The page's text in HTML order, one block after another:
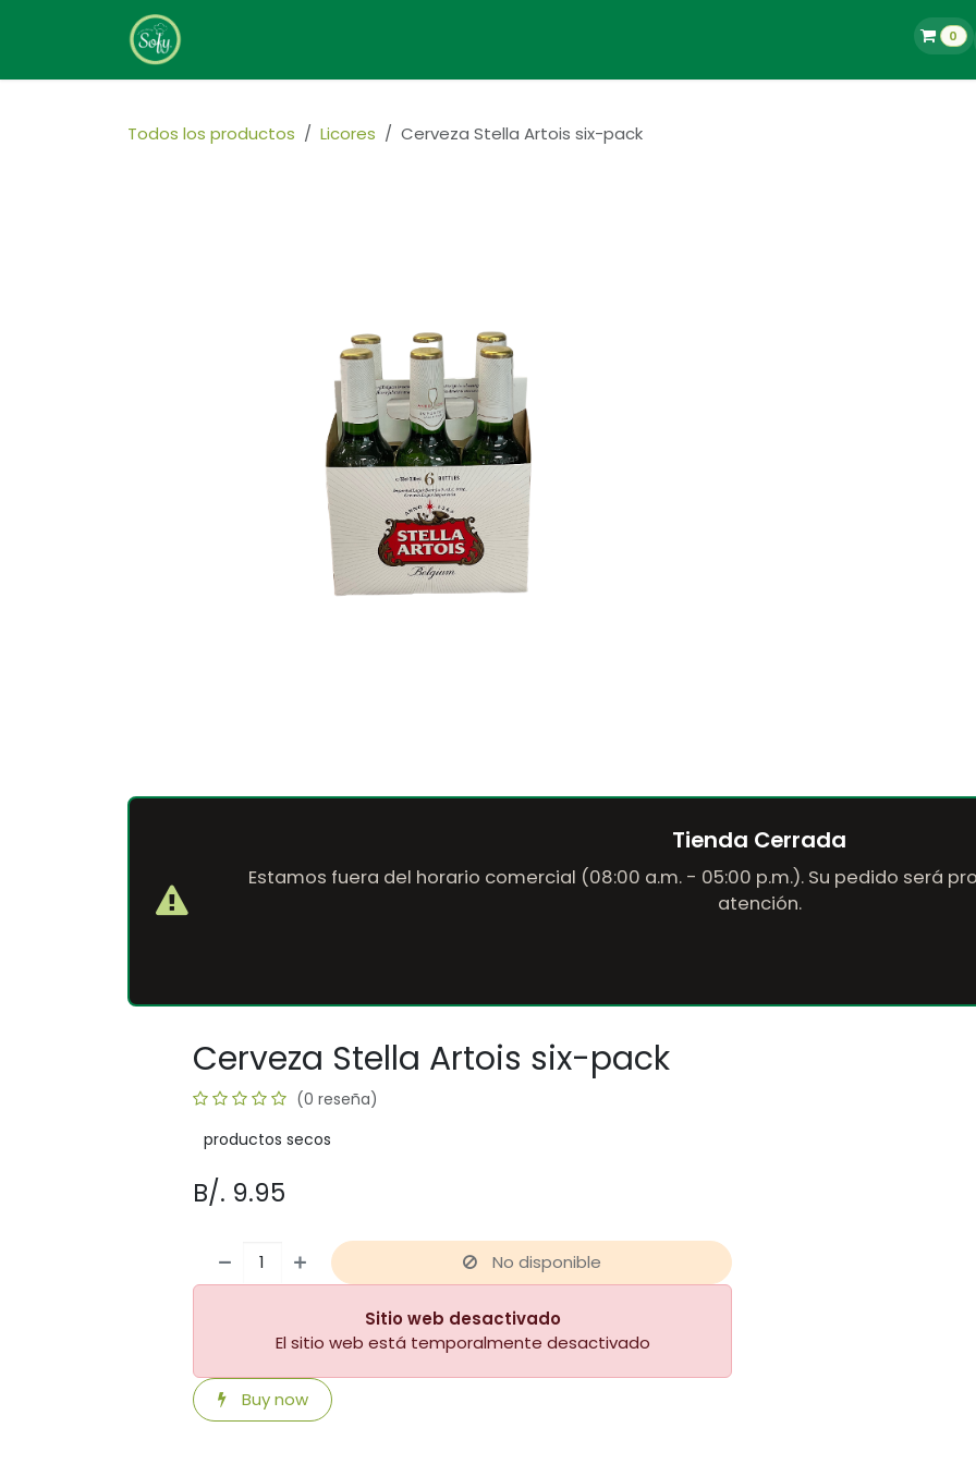
Empleos
0
Todos los productos Licores Cerveza Stella Artois six-pack
Tienda Cerrada
Estamos fuera del horario comercial (08:00 a.m. - 05:00 p.m.). Su pedido será
atención.
Cerveza Stella Artois six-pack
(0 reseña)
productos secos
B/. 9.95
No disponible
Sitio web desactivado
El sitio web está temporalmente desactivado
Buy now